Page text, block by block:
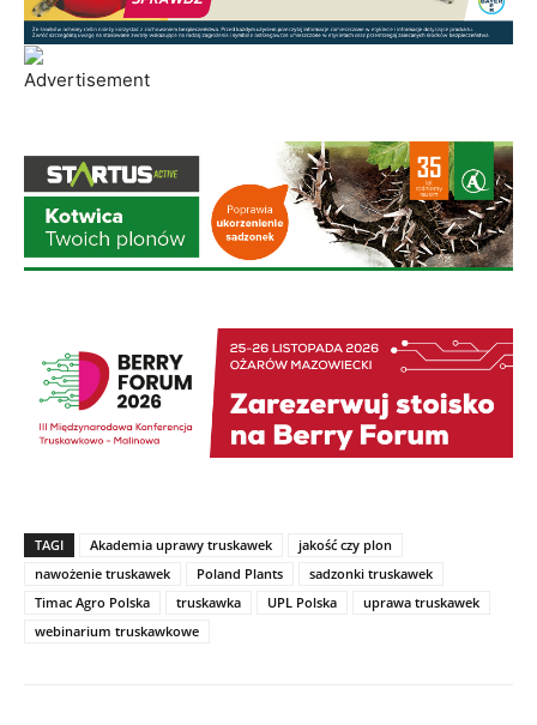
TAGI Akademia uprawy truskawek
jakość czy plon
nawożenie truskawek
Poland Plants
sadzonki truskawek
Timac Agro Polska
truskawka UPL Polska
uprawa truskawek
webinarium truskawkowe